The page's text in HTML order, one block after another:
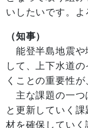
いしたいです。よ
（知事）
能登半島地震や
して、上下水道
くことの重要性
主な課題の一つ
と更新していく
材を確保してい